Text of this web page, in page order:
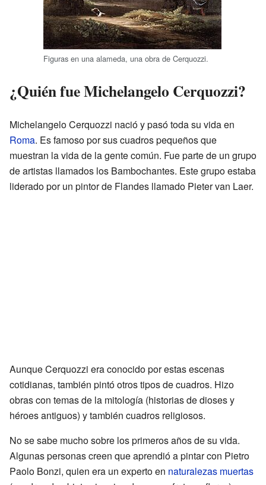
Figuras en una alameda, una obra de Cerquozzi.
¿Quién fue Michelangelo Cerquozzi?
Michelangelo Cerquozzi nació y pasó toda su vida en
Roma. Es famoso por sus cuadros pequeños que
muestran la vida de la gente común. Fue parte de un grupo
de artistas llamados los Bambochantes. Este grupo estaba
liderado por un pintor de Flandes llamado Pieter van Laer.
Aunque Cerquozzi era conocido por estas escenas
cotidianas, también pintó otros tipos de cuadros. Hizo
obras con temas de la mitología (historias de dioses y
héroes antiguos) y también cuadros religiosos.
No se sabe mucho sobre los primeros años de su vida.
Algunas personas creen que aprendió a pintar con Pietro
Paolo Bonzi, quien era un experto en naturalezas muertas